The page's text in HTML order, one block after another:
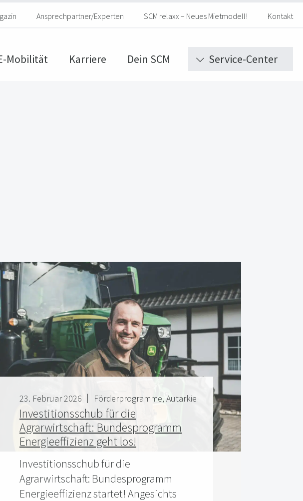
Ansprechpartner/Experten SCM relaxx – Neues Mietmodell! Kontakt
Mobilität Karriere Dein SCM Service-Center
Investitionsschub für die
Agrarwirtschaft: Bundesprogramm
Energieeffizienz geht los!
23. Februar 2026 Förderprogramme Autarkie
Investitionsschub für die
Agrarwirtschaft: Bundesprogramm
Energieeffizienz startet! Angesichts